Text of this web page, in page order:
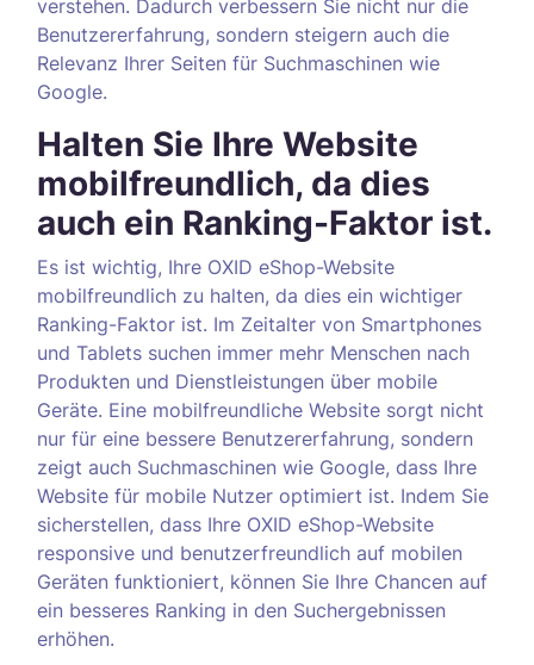
verstehen. Dadurch verbessern Sie nicht nur die
Benutzererfahrung, sondern steigern auch die
Relevanz Ihrer Seiten für Suchmaschinen wie
Google.
Halten Sie Ihre Website
mobilfreundlich, da dies
auch ein Ranking-Faktor ist.
Es ist wichtig, Ihre OXID eShop-Website
mobilfreundlich zu halten, da dies ein wichtiger
Ranking-Faktor ist. Im Zeitalter von Smartphones
und Tablets suchen immer mehr Menschen nach
Produkten und Dienstleistungen über mobile
Geräte. Eine mobilfreundliche Website sorgt nicht
nur für eine bessere Benutzererfahrung, sondern
zeigt auch Suchmaschinen wie Google, dass Ihre
Website für mobile Nutzer optimiert ist. Indem Sie
sicherstellen, dass Ihre OXID eShop-Website
responsive und benutzerfreundlich auf mobilen
Geräten funktioniert, können Sie Ihre Chancen auf
ein besseres Ranking in den Suchergebnissen
erhöhen.